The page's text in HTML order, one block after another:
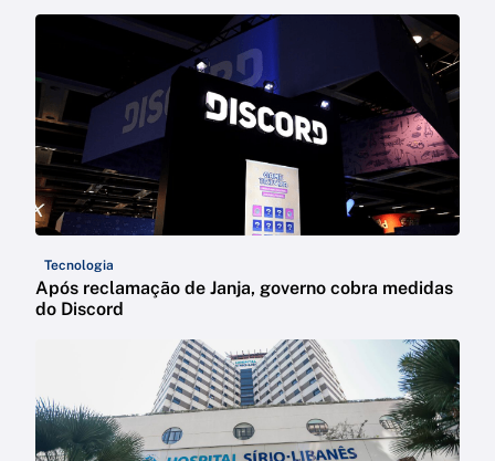
Tecnologia
Após reclamação de Janja, governo cobra medidas
do Discord